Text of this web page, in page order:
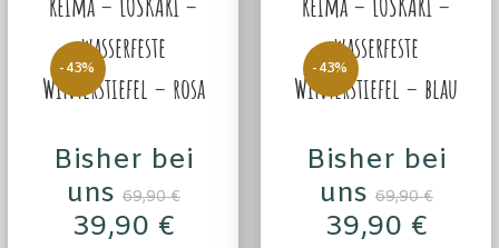
-43%
wasserfeste
Winterstiefel – rosa
Bisher bei
uns 69,90€
39,90 €
-43%
wasserfeste
Winterstiefel – blau
Bisher bei
uns 69,90€
39,90 €